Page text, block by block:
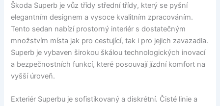
Škoda Superb je vůz třídy střední třídy, který se pyšní
elegantním designem a vysoce kvalitním zpracováním.
Tento sedan nabízí prostorný interiér s dostatečným
množstvím místa jak pro cestující, tak i pro jejich zavazadla.
Superb je vybaven širokou škálou technologických inovací
a bezpečnostních funkcí, které posouvají jízdní komfort na
vyšší úroveň.
Exteriér Superbu je sofistikovaný a diskrétní. Čisté linie a